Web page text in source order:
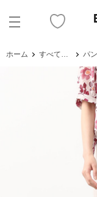
ホーム すべてのアイテム パ